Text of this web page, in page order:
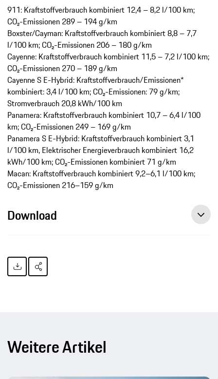
911: Kraftstoffverbrauch kombiniert 12,4 – 8,2 l/100 km;
CO₂-Emissionen 289 – 194 g/km
Boxster/Cayman: Kraftstoffverbrauch kombiniert 8,8 – 7,7
l/100 km; CO₂-Emissionen 206 – 180 g/km
Cayenne: Kraftstoffverbrauch kombiniert 11,5 – 7,2 l/100 km;
CO₂-Emissionen 270 – 189 g/km
Cayenne S E-Hybrid: Kraftstoffverbrauch/Emissionen*
kombiniert: 3,4 l/100 km; CO₂-Emissionen: 79 g/km;
Stromverbrauch 20,8 kWh/100 km
Panamera: Kraftstoffverbrauch kombiniert 10,7 – 6,4 l/100
km; CO₂-Emissionen 249 – 169 g/km
Panamera S E-Hybrid: Kraftstoffverbrauch kombiniert 3,1
l/100 km, Elektrischer Energieverbrauch kombiniert 16,2
kWh/100 km; CO₂-Emissionen kombiniert 71 g/km
Macan: Kraftstoffverbrauch kombiniert 9,2–6,1 l/100 km;
CO₂-Emissionen 216–159 g/km
Download
Weitere Artikel